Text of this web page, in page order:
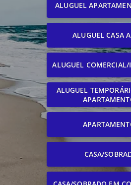
ALUGUEL
ALUGUEL CASA
ALUGUEL
ALUGUEL
CASA/